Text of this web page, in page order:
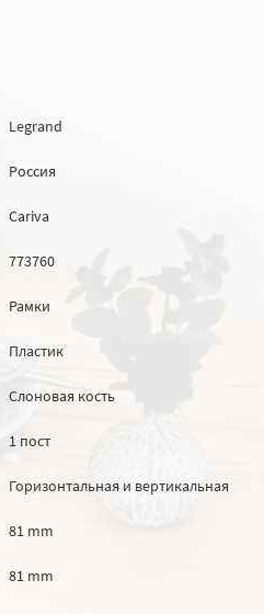
Legrand
Россия
Cariva
773760
Рамки
Пластик
Cлоновая кость
1 пост
Горизонтальная и вертикальная
81 mm
81 mm